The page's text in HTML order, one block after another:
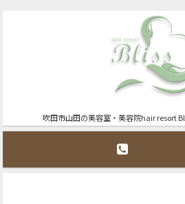
吹田市山田の美容室・美容院hair resort